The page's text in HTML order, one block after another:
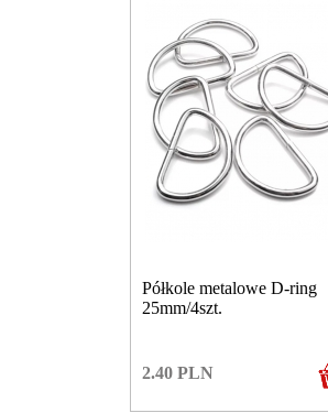
Półkole metalowe D-ring
25mm/4szt.
2.40 PLN